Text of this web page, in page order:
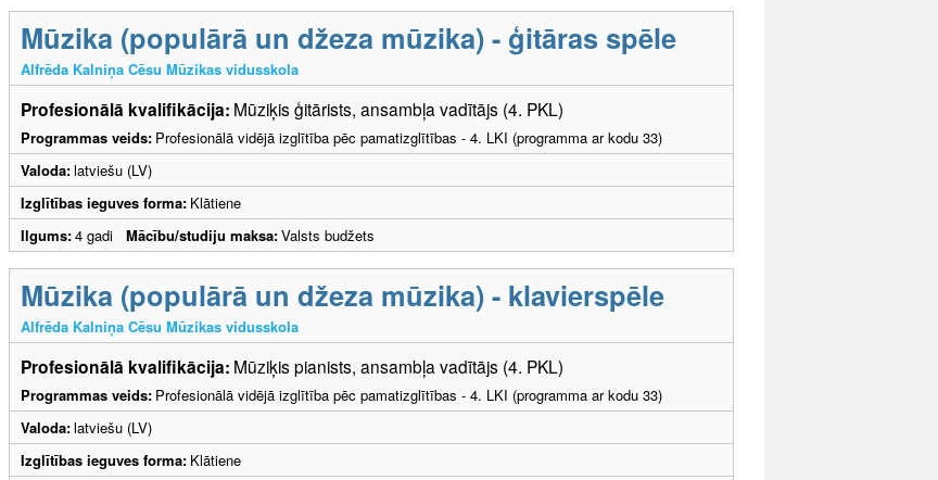
Mūzika (populārā un džeza mūzika) - ģitāras spēle
Alfrēda Kalniņa Cēsu Mūzikas vidusskola
Profesionālā kvalifikācija: Mūziķis ģitārists, ansambļa vadītājs (4. PKL)
Programmas veids: Profesionālā vidējā izglītība pēc pamatizglītības - 4. LKI (programma ar kodu 33)
Valoda:latviešu (LV)
Izglītības ieguves forma: Klātiene
Ilgums:4 gadi Mācību/studiju maksa:Valsts budžets
Mūzika (populārā un džeza mūzika) - klavierspēle
Alfrēda Kalniņa Cēsu Mūzikas vidusskola
Profesionālā kvalifikācija: Mūziķis pianists, ansambļa vadītājs (4. PKL)
Programmas veids: Profesionālā vidējā izglītība pēc pamatizglītības - 4. LKI (programma ar kodu 33)
Valoda:latviešu (LV)
Izglītības ieguves forma: Klātiene